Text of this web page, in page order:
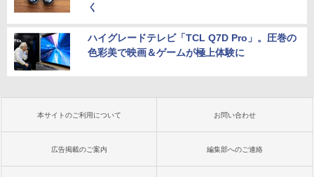
く
ハイグレードテレビ「TCL Q7D Pro」。圧巻の
色彩美で映画＆ゲームが極上体験に
本サイトのご利用について お問い合わせ
広告掲載のご案内 編集部へのご連絡